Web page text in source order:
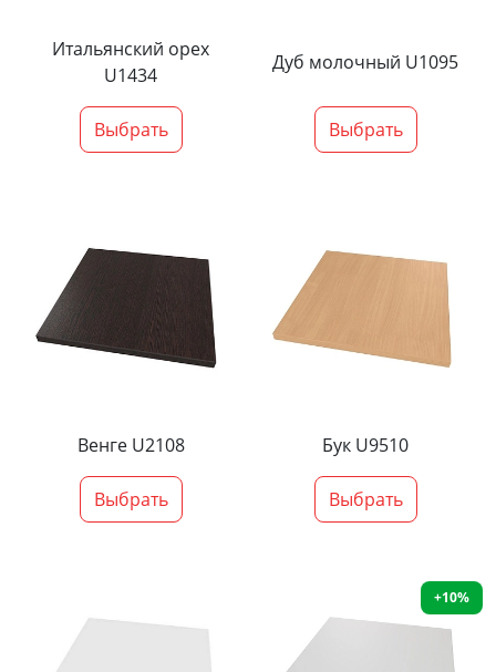
Итальянский орех
U1434
Выбрать
Дуб молочный U1095
Выбрать
Венге U2108
Выбрать
Бук U9510
Выбрать
+10%